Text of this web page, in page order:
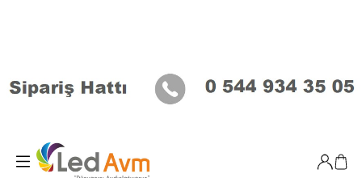
Giriş